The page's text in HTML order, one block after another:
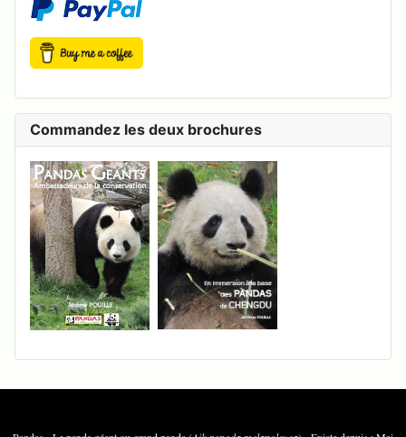
Commandez les deux brochures